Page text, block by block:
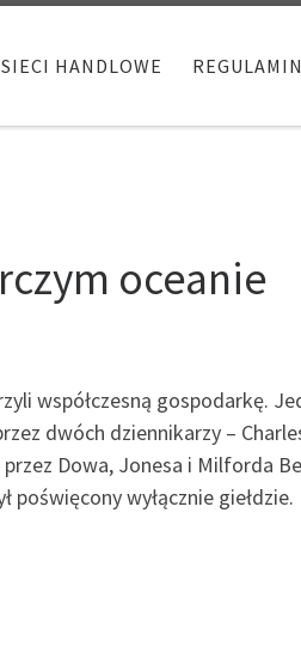
SIECI HANDLOWE
oceanie
współczesną gospodarkę.
dwóch dziennikarzy –
Dowa, Jonesa i Milforda
wyłącznie